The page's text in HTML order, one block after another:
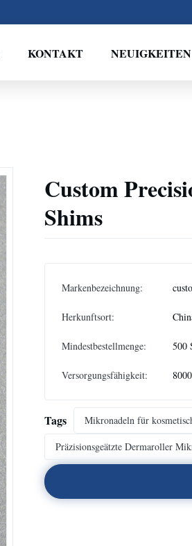
KONTAKT NEUIGKEITEN
Custom
Shims
Markenbezeichnung:
Herkunftsort:
Mindestbestellmenge: 500
Versorgungsfähigkeit:
Tags
Mikronadeln für
Präzisionsgeätzte Dermaroller